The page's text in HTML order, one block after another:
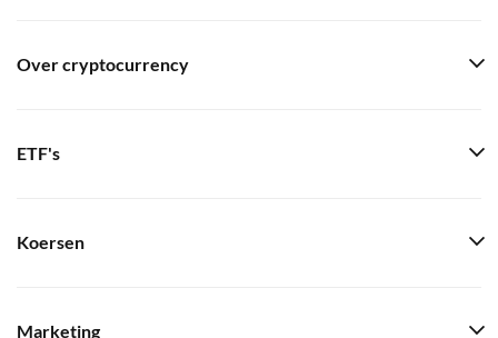
Over cryptocurrency
ETF's
Koersen
Marketing